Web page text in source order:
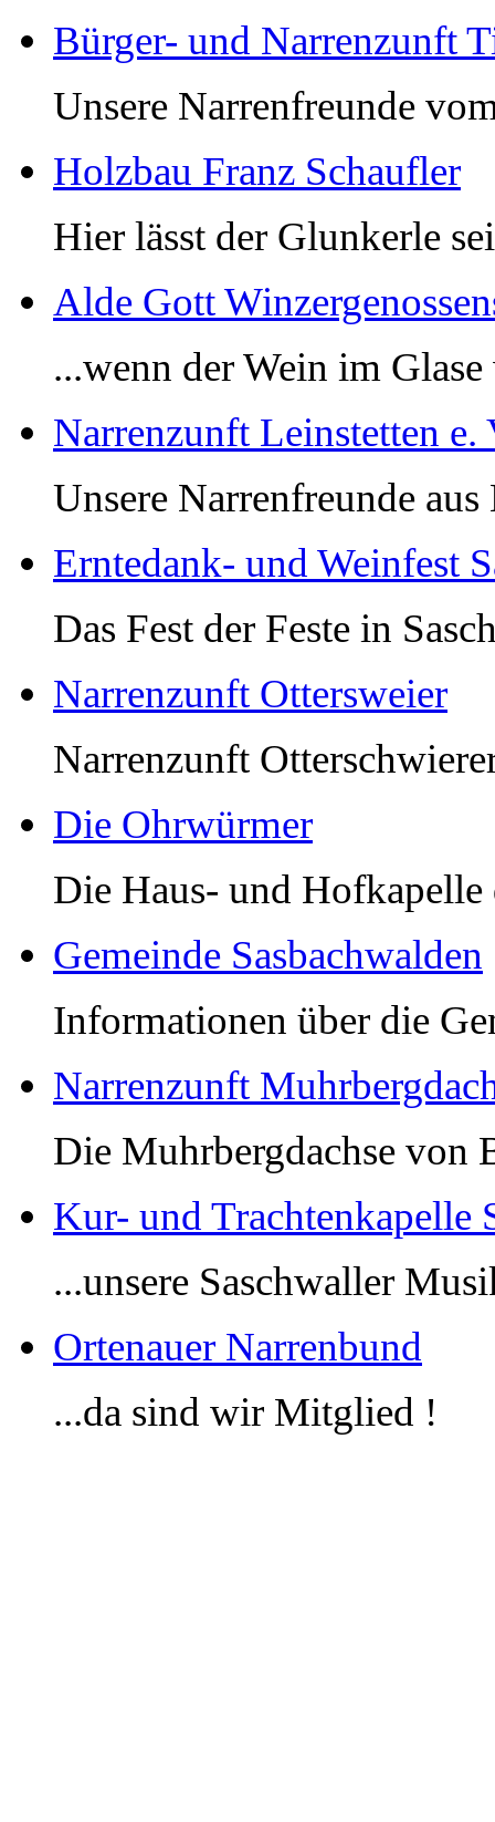
Bürger- und Narrenzunft
Unsere Narrenfreunde
Holzbau Franz Schaufler
Hier lässt der Glunkerle
Alde Gott
...wenn der Wein im
Narrenzunft Leinstetten e.
Unsere Narrenfreunde
Erntedank- und Weinfest
Das Fest der Feste in
Narrenzunft Ottersweier
Narrenzunft
Die Ohrwürmer
Die Haus- und Hofkapelle
Gemeinde Sasbachwalden
Informationen über die
Narrenzunft
Die Muhrbergdachse von
Kur- und Trachtenkapelle
...unsere Saschwaller
Ortenauer Narrenbund
...da sind wir Mitglied !